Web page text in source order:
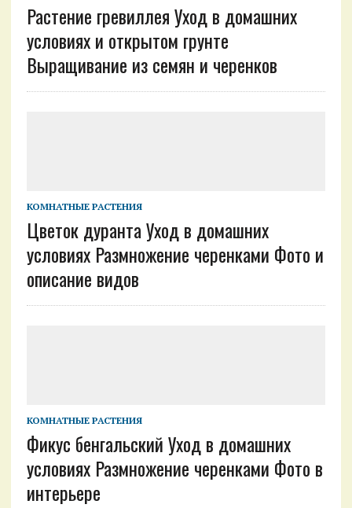
Растение гревиллея Уход в домашних
условиях и открытом грунте
Выращивание из семян и черенков
КОМНАТНЫЕ РАСТЕНИЯ
Цветок дуранта Уход в домашних
условиях Размножение черенками Фото и
описание видов
КОМНАТНЫЕ РАСТЕНИЯ
Фикус бенгальский Уход в домашних
условиях Размножение черенками Фото в
интерьере